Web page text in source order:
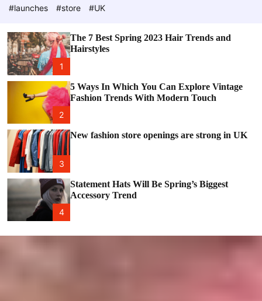
o
e
#launches
#store #UK
1
The 7 Best Spring 2023 Hair Trends and
Hairstyles
2
5 Ways In Which You Can Explore Vintage
Fashion Trends With Modern Touch
3
New fashion store openings are strong in UK
4
Statement Hats Will Be Spring’s Biggest
Accessory Trend